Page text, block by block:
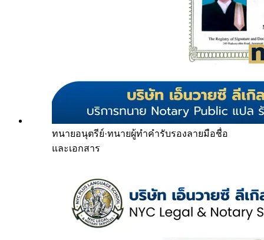
ทนายอนุตรีย์·ทนายผู้ทำคำรับรองลายมือชื่อ
และเอกสาร